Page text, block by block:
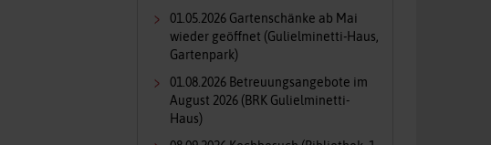
01.05.2026 Gartenschänke ab Mai
wieder geöffnet (Gulielminetti-Haus,
Gartenpark)
01.08.2026 Betreuungsangebote im
August 2026 (BRK Gulielminetti-
Haus)